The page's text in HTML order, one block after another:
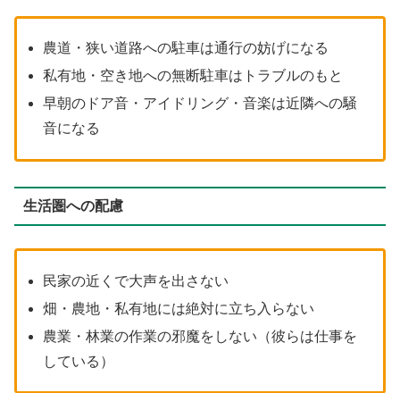
農道・狭い道路への駐車は通行の妨げになる
私有地・空き地への無断駐車はトラブルのもと
早朝のドア音・アイドリング・音楽は近隣への騒
音になる
生活圏への配慮
民家の近くで大声を出さない
畑・農地・私有地には絶対に立ち入らない
農業・林業の作業の邪魔をしない（彼らは仕事を
している）